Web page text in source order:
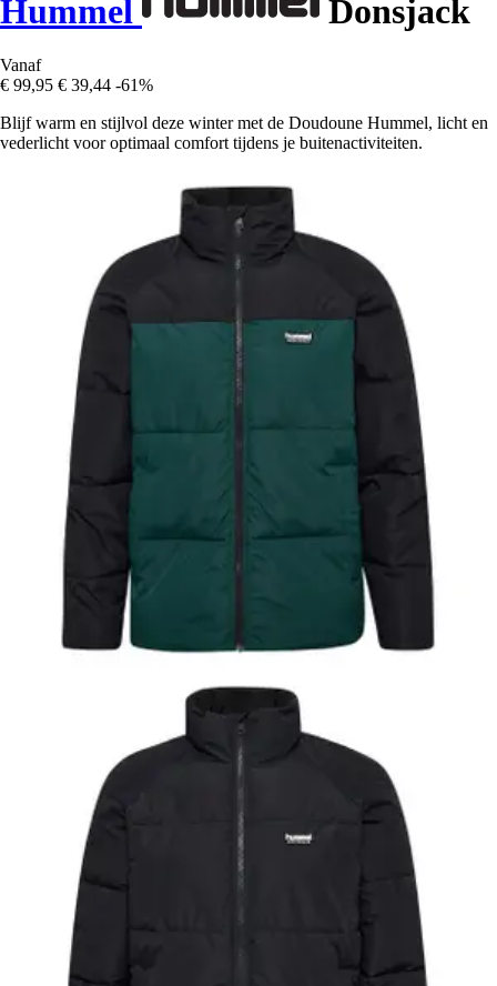
Hummel Donsjack
Vanaf
€ 99,95 € 39,44 -61%
Blijf warm en stijlvol deze winter met de Doudoune Hummel, licht en
vederlicht voor optimaal comfort tijdens je buitenactiviteiten.